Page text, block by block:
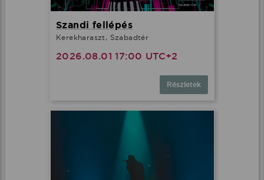
Szandi fellépés
Kerekharaszt, Szabadtér
2026.08.01 17:00 UTC+2
Részletek